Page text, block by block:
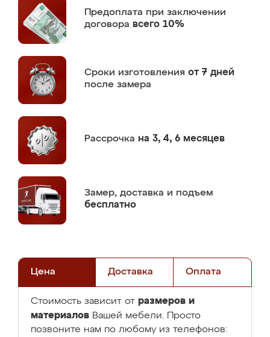
Предоплата при заключении
договора всего 10%
Сроки изготовления от 7 дней
после замера
Рассрочка на 3, 4, 6 месяцев
Замер, доставка и подъем
бесплатно
Цена Доставка Оплата
Стоимость зависит от размеров и
материалов Вашей мебели. Просто
позвоните нам по любому из телефонов: